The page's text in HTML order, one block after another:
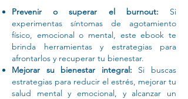
Prevenir o superar el burnout: Si
experimentas síntomas de agotamiento
físico, emocional o mental, este ebook te
brinda herramientas y estrategias para
afrontarlos y recuperar tu bienestar.
Mejorar su bienestar integral: Si buscas
estrategias para reducir el estrés, mejorar tu
salud mental y emocional, y alcanzar un